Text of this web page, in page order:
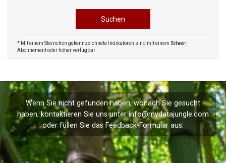
* Mit einem Sternchen gekennzeichnete Indikatoren sind mit einem Silver-
Abonnement oder höher verfügbar
Wenn Sie nicht gefunden haben, wonach Sie gesucht
haben, kontaktieren Sie uns unterinfo@mydatajungle.com
oder füllen Sie das Feedback-Formular aus.